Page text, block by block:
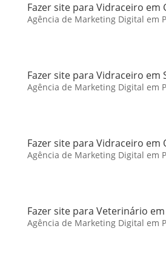
Fazer site para Vidraceiro em
Agência de Marketing Digital em
Fazer site para Vidraceiro em
Agência de Marketing Digital em
Fazer site para Vidraceiro em
Agência de Marketing Digital em
Fazer site para Veterinário
Agência de Marketing Digital em